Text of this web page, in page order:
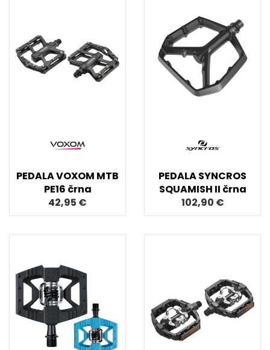
PEDALA VOXOM MTB
PE16 črna
42,95 €
PEDALA SYNCROS
SQUAMISH II črna
102,90 €